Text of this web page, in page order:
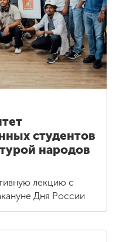
студентов
народов
лекцию с
Дня России